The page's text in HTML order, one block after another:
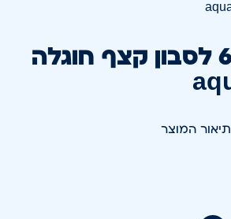
מתקן 6948 לסבון קצף חוגלה
תיאור המוצר